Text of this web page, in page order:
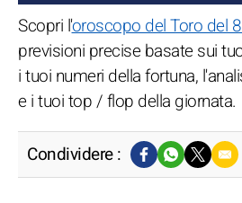
Scopri l'oroscopo del Toro del
previsioni precise basate sui
i tuoi numeri della fortuna,
e i tuoi top / flop della giornata.
Condividere :